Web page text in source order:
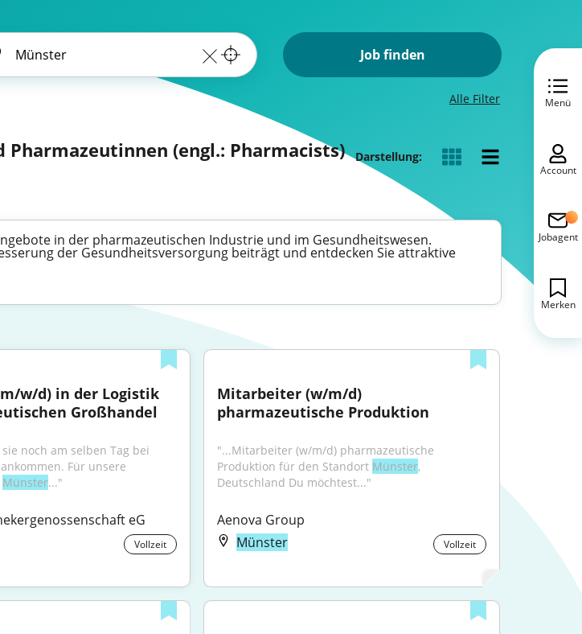
Job finden
Alle Filter
(engl.: Pharmacists) Darstellung:
in der pharmazeutischen Industrie und im Gesundheitswesen.
der Gesundheitsversorgung beiträgt und entdecken Sie attraktive
w/d) in der Logistik
Großhandel
noch am selben Tag bei
Für unsere
Münster..."
eG
Vollzeit
Mitarbeiter (w/m/d)
pharmazeutische Produktion
"...Mitarbeiter (w/m/d) pharmazeutische
Produktion für den Standort Münster,
Deutschland Du möchtest..."
Aenova Group
Münster
Vollzeit
Menü
Account
Jobagent
Merken